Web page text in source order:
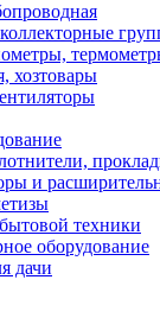
хозтовары
и
техники
оборудование
дачи